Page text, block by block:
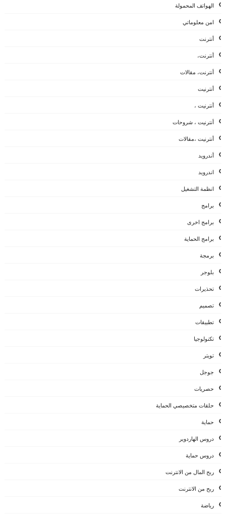
الهواتف المحمولة
امن معلوماتي
أنترنت
أنترنت،
أنترنت، مقالات
أنترنيت
أنترنيت ،
أنترنيت ، شروحات
أنترنيت ،مقالات
أندرويد
اندرويد
انظمة التشغيل
برامج
برامج اخرى
برامج الحماية
برمجة
بلوجر
تحذيرات
تصميم
تطبيقات
تكنولوجيا
تويتر
جوجل
حصريات
حلقات متخصيصي الحماية
حماية
دروس الهاردوير
دروس حماية
ربح المال من الانترنت
ربح من الانترنت
رياضة